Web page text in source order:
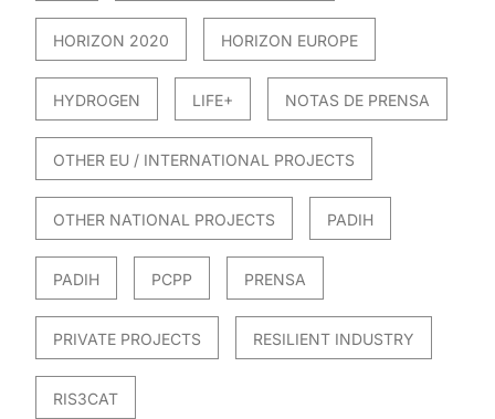
HORIZON 2020 HORIZON EUROPE
HYDROGEN LIFE+ NOTAS DE PRENSA
OTHER EU / INTERNATIONAL PROJECTS
OTHER NATIONAL PROJECTS PADIH
PADIH PCPP PRENSA
PRIVATE PROJECTS RESILIENT INDUSTRY
RIS3CAT